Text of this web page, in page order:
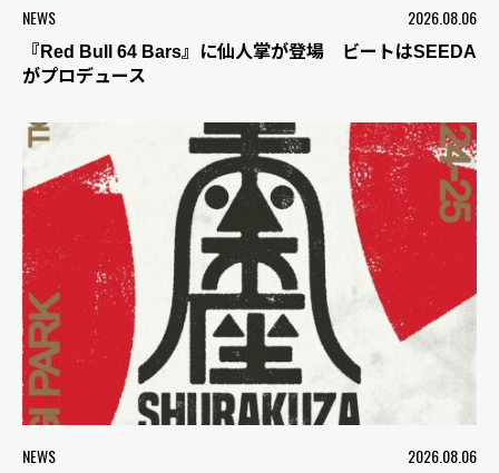
NEWS 2026.08.06
『Red Bull 64 Bars』に仙人掌が登場 ビートはSEEDA
がプロデュース
NEWS 2026.08.06